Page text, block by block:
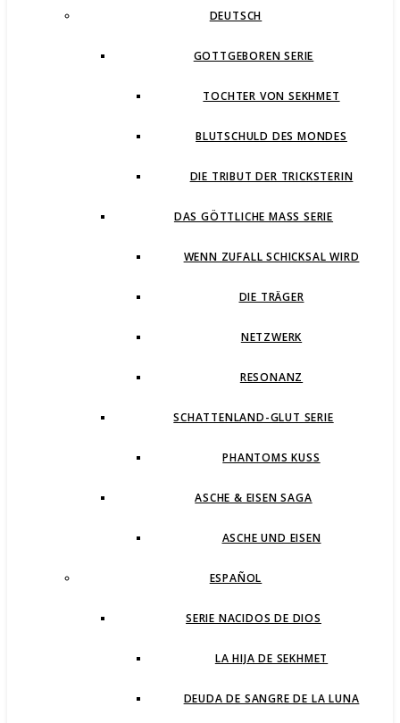
DEUTSCH
GOTTGEBOREN SERIE
TOCHTER VON SEKHMET
BLUTSCHULD DES MONDES
DIE TRIBUT DER TRICKSTERIN
DAS GÖTTLICHE MASS SERIE
WENN ZUFALL SCHICKSAL WIRD
DIE TRÄGER
NETZWERK
RESONANZ
SCHATTENLAND-GLUT SERIE
PHANTOMS KUSS
ASCHE & EISEN SAGA
ASCHE UND EISEN
ESPAÑOL
SERIE NACIDOS DE DIOS
LA HIJA DE SEKHMET
DEUDA DE SANGRE DE LA LUNA